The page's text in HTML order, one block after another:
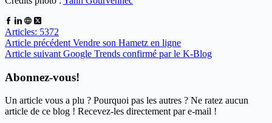
Articles: 5372
Article précédent Vendre son Hametz en ligne
Article suivant Google Trends confirmé par le K-Blog
Abonnez-vous!
Un article vous a plu ? Pourquoi pas les autres ? Ne ratez aucun
article de ce blog ! Recevez-les directement par e-mail !